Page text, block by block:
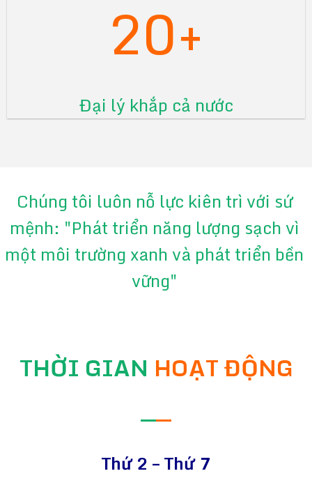
20+
Đại lý khắp cả nước
Chúng tôi luôn nỗ lực kiên trì với sứ
mệnh: "Phát triển năng lượng sạch vì
một môi trường xanh và phát triển bền
vững"
THỜI GIAN HOẠT ĐỘNG
——
Thứ 2 – Thứ 7